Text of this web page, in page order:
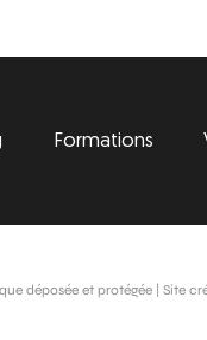
Formations
déposée et protégée | Site